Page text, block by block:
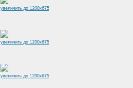
увеличить до 1200x675
увеличить до 1200x675
увеличить до 1200x675